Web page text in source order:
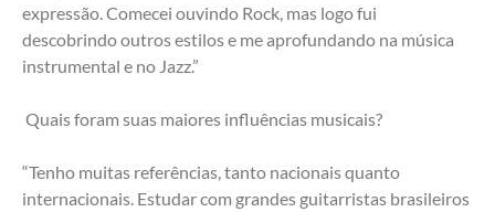
expressão. Comecei ouvindo Rock, mas logo fui
descobrindo outros estilos e me aprofundando na música
instrumental e no Jazz.”
Quais foram suas maiores influências musicais?
“Tenho muitas referências, tanto nacionais quanto
internacionais. Estudar com grandes guitarristas brasileiros